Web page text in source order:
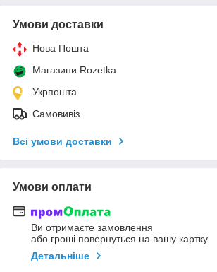
Умови доставки
Нова Пошта
Магазини Rozetka
Укрпошта
Самовивіз
Всі умови доставки
Умови оплати
Ви отримаєте замовлення
або гроші повернуться на вашу картку
Детальніше